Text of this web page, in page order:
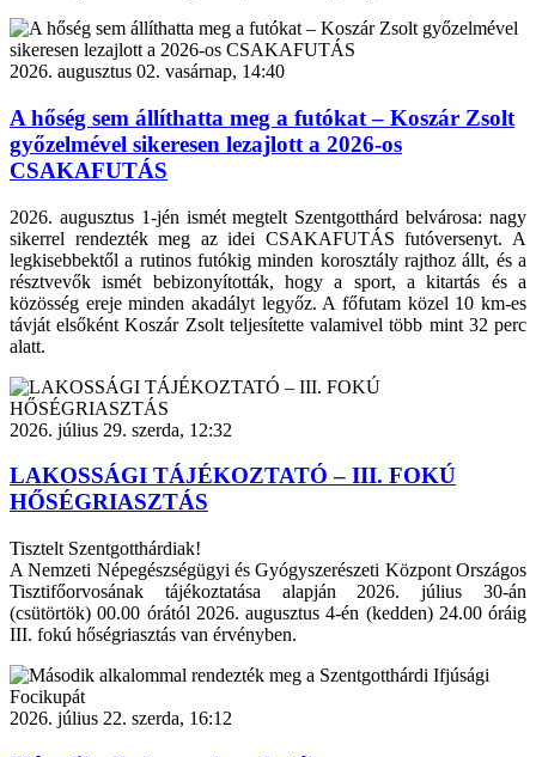
2026. augusztus 02. vasárnap, 14:40
A hőség sem állíthatta meg a futókat – Koszár Zsolt
győzelmével sikeresen lezajlott a 2026-os
CSAKAFUTÁS
2026. augusztus 1-jén ismét megtelt Szentgotthárd belvárosa: nagy
sikerrel rendezték meg az idei CSAKAFUTÁS futóversenyt. A
legkisebbektől a rutinos futókig minden korosztály rajthoz állt, és a
résztvevők ismét bebizonyították, hogy a sport, a kitartás és a
közösség ereje minden akadályt legyőz. A főfutam közel 10 km-es
távját elsőként Koszár Zsolt teljesítette valamivel több mint 32 perc
alatt.
2026. július 29. szerda, 12:32
LAKOSSÁGI TÁJÉKOZTATÓ – III. FOKÚ
HŐSÉGRIASZTÁS
Tisztelt Szentgotthárdiak!
A Nemzeti Népegészségügyi és Gyógyszerészeti Központ Országos
Tisztifőorvosának tájékoztatása alapján 2026. július 30-án
(csütörtök) 00.00 órától 2026. augusztus 4-én (kedden) 24.00 óráig
III. fokú hőségriasztás van érvényben.
2026. július 22. szerda, 16:12